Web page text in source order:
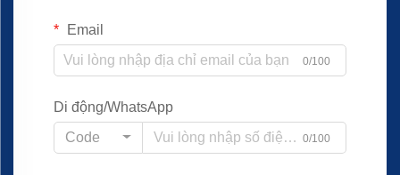
Email
0/100
Di động/WhatsApp
Code
0/100